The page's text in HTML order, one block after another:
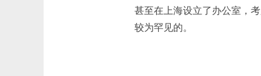
甚至在上海设立了办公室，
较为罕见的。